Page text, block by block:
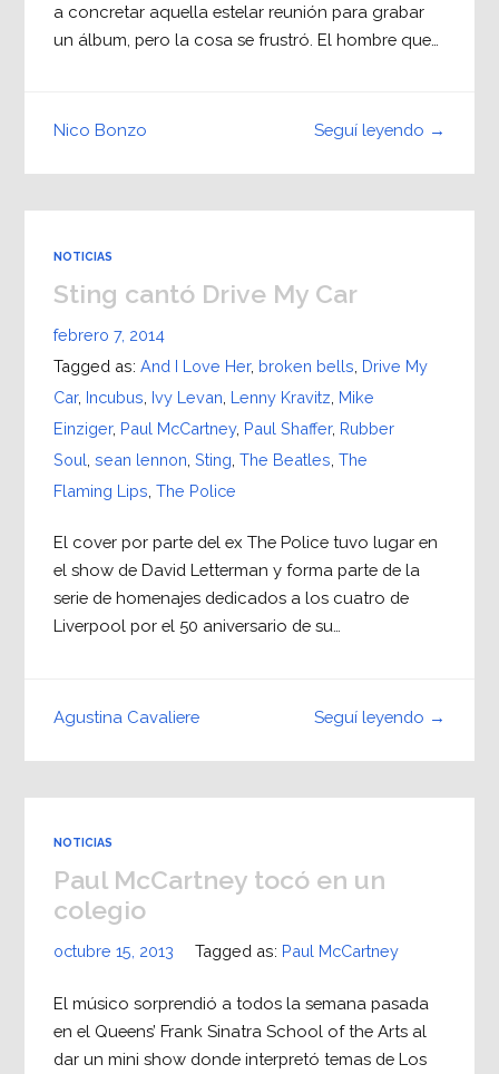
a concretar aquella estelar reunión para grabar
un álbum, pero la cosa se frustró. El hombre que…
Seguí leyendo →
Nico Bonzo
NOTICIAS
Sting cantó Drive My Car
febrero 7, 2014
Tagged as: And I Love Her, broken bells Drive My
Car, Incubus Ivy Levan Lenny Kravitz Mike
Einziger, Paul McCartney, Paul Shaffer, Rubber
Soul sean lennon Sting The Beatles The
Flaming Lips The Police
El cover por parte del ex The Police tuvo lugar en
el show de David Letterman y forma parte de la
serie de homenajes dedicados a los cuatro de
Liverpool por el 50 aniversario de su…
Seguí leyendo →
Agustina Cavaliere
NOTICIAS
Paul McCartney tocó en un
colegio
octubre 15, 2013 Tagged as: Paul McCartney
El músico sorprendió a todos la semana pasada
en el Queens’ Frank Sinatra School of the Arts al
dar un mini show donde interpretó temas de Los